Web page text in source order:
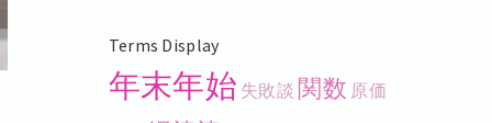
Terms Display
年末年始 失敗談 関数 原価